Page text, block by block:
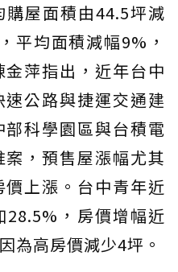
屋面積由44.5坪減
平均面積減幅9%，
萍指出，近年台中
公路與捷運交通建
科學園區與台積電
，預售屋漲幅尤其
上漲。台中青年近
28.5%，房價增幅近
為高房價減少4坪。